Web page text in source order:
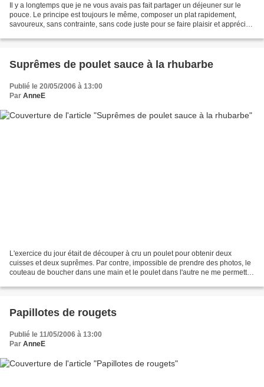
Il y a longtemps que je ne vous avais pas fait partager un déjeuner sur le
pouce. Le principe est toujours le même, composer un plat rapidement,
savoureux, sans contrainte, sans code juste pour se faire plaisir et apprécier
Suprêmes de poulet sauce à la rhubarbe
Publié le 20/05/2006 à 13:00
Par AnneE
L'exercice du jour était de découper à cru un poulet pour obtenir deux
cuisses et deux suprêmes. Par contre, impossible de prendre des photos, le
couteau de boucher dans une main et le poulet dans l'autre ne me permettait
Papillotes de rougets
Publié le 11/05/2006 à 13:00
Par AnneE